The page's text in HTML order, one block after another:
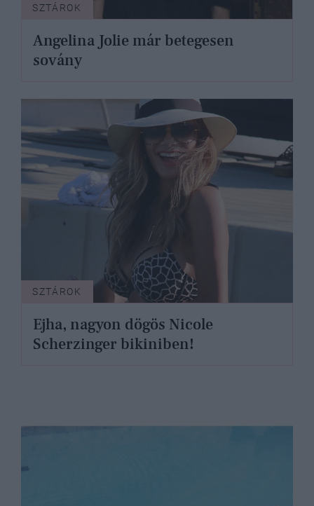
SZTÁROK
Angelina Jolie már betegesen
sovány
SZTÁROK
Ejha, nagyon dögös Nicole
Scherzinger bikiniben!